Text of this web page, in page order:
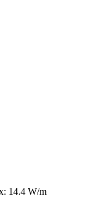
14.4 W/m